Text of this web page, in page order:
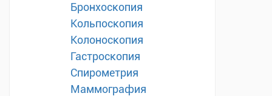
Бронхоскопия
Кольпоскопия
Колоноскопия
Гастроскопия
Спирометрия
Маммография